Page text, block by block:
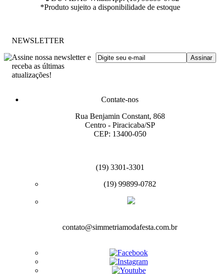
*Produto sujeito a disponibilidade de estoque
NEWSLETTER
Assine nossa newsletter e
receba as últimas
atualizações!
Contate-nos
Rua Benjamin Constant, 868
Centro - Piracicaba/SP
CEP: 13400-050
(19) 3301-3301
(19) 99899-0782
contato@simmetriamodafesta.com.br